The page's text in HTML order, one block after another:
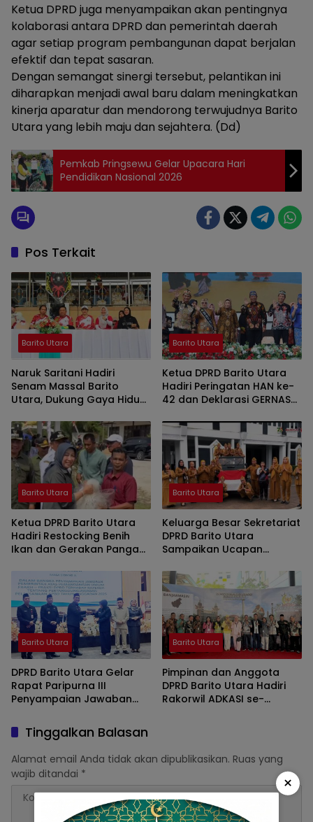
Ketua DPRD juga menyampaikan akan pentingnya
kolaborasi antara DPRD dan pemerintah daerah
agar setiap program pembangunan dapat berjalan
efektif dan tepat sasaran.
Dengan semangat sinergi tersebut, pelantikan ini
diharapkan menjadi awal baru dalam meningkatkan
kinerja aparatur dan mendorong terwujudnya Barito
Utara yang lebih maju dan sejahtera. (Dd)
Pemkab Pringsewu Gelar Upacara Hari
Pendidikan Nasional 2026
Pos Terkait
Barito Utara
Naruk Saritani Hadiri
Senam Massal Barito
Utara, Dukung Gaya Hidup
Kebersamaan
Barito Utara
Ketua DPRD Barito Utara
Hadiri Peringatan HAN ke-
42 dan Deklarasi GERNAS
Barito Utara
Ketua DPRD Barito Utara
Hadiri Restocking Benih
Ikan dan Gerakan Pangan
Barito Utara
Keluarga Besar Sekretariat
DPRD Barito Utara
Sampaikan Ucapan
55 kepada Bupati H.
Shalahuddin
Barito Utara
DPRD Barito Utara Gelar
Rapat Paripurna III
Penyampaian Jawaban
Pemandangan Umum
Fraksi-Fraksi DPRD
Barito Utara
Pimpinan dan Anggota
DPRD Barito Utara Hadiri
Rakorwil ADKASI se-
Tinggalkan Balasan
Alamat email Anda tidak akan dipublikasikan. Ruas yang
wajib ditandai * ×